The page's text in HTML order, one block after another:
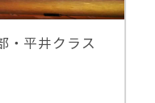
・平井クラス